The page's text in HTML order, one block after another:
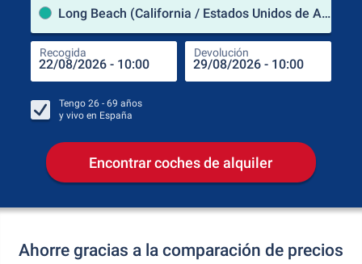
Long Beach (California / Estados Unidos de América)
Recogida Devolución
Tengo 26 - 69 años
y vivo en España
Encontrar coches de alquiler
Ahorre gracias a la comparación de precios